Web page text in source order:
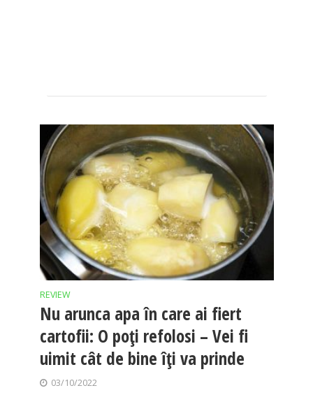
REVIEW
Nu arunca apa în care ai fiert
cartofii: O poți refolosi – Vei fi
uimit cât de bine îți va prinde
03/10/2022